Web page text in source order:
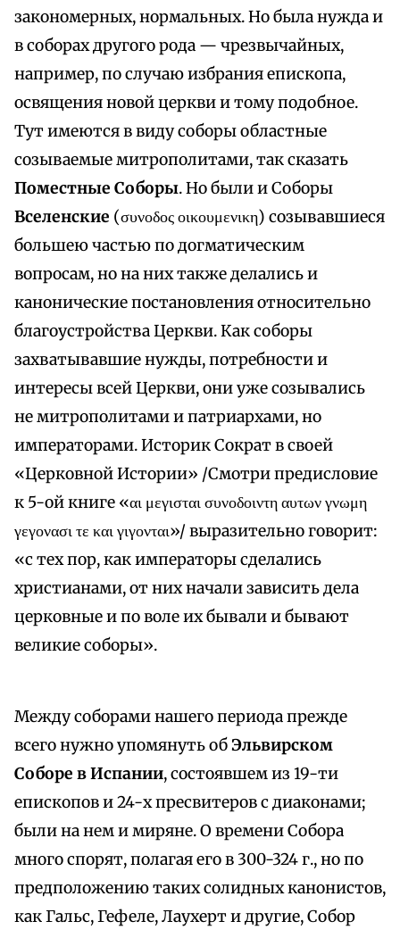
закономерных, нормальных. Но была нужда и
в соборах другого рода — чрезвычайных,
например, по случаю избрания епископа,
освящения новой церкви и тому подобное.
Тут имеются в виду соборы областные
созываемые митрополитами, так сказать
Поместные Соборы. Но были и Соборы
Вселенские (συνοδος οικουμενικη) созывавшиеся
большею частью по догматическим
вопросам, но на них также делались и
канонические постановления относительно
благоустройства Церкви. Как соборы
захватывавшие нужды, потребности и
интересы всей Церкви, они уже созывались
не митрополитами и патриархами, но
императорами. Историк Сократ в своей
«Церковной Истории» /Смотри предисловие
к 5-ой книге «αι μεγισται συνοδοιντη αυτων γνωμη
γεγονασι τε και γιγονται»/ выразительно говорит:
«с тех пор, как императоры сделались
христианами, от них начали зависить дела
церковные и по воле их бывали и бывают
великие соборы».
Между соборами нашего периода прежде
всего нужно упомянуть обЭльвирском
Соборе в Испании, состоявшем из 19-ти
епископов и 24-х пресвитеров с диаконами;
были на нем и миряне. О времени Собора
много спорят, полагая его в 300-324 г., но по
предположению таких солидных канонистов,
как Гальс, Гефеле, Лаухерт и другие, Собор